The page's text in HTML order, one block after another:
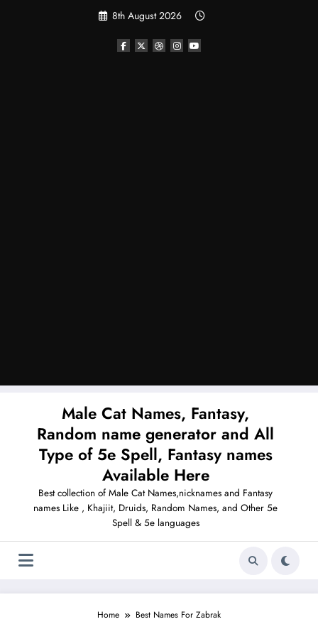
8th August 2026
Male Cat Names, Fantasy,
Random name generator and All
Type of 5e Spell, Fantasy names
Available Here
Best collection of Male Cat Names,nicknames and Fantasy
names Like , Khajiit, Druids, Random Names, and Other 5e
Spell & 5e languages
Home Best Names For Zabrak